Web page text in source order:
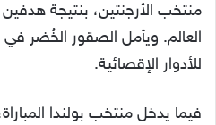
منتخب الأرجنتين، بنتيجة
العالم. ويأمل الصقور الخُضر
للأدوار الإقصائية.
فيما يدخل منتخب بولندا